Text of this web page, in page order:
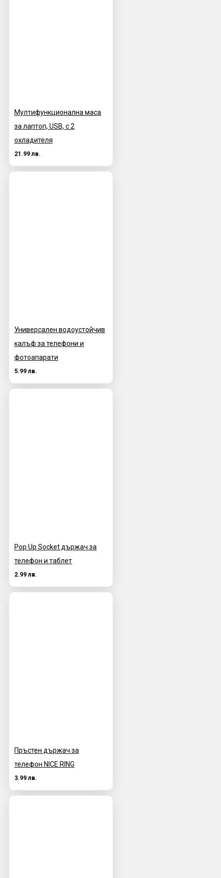
Мултифункционална маса
за лаптоп, USB, с 2
охладителя
21.99 лв.
Универсален водоустойчив
калъф за телефони и
фотоапарати
5.99 лв.
Pop Up Socket държач за
телефон и таблет
2.99 лв.
Пръстен държач за
телефон NICE RING
3.99 лв.